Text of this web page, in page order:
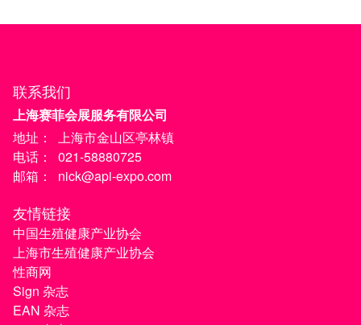
联系我们
上海赛菲会展服务有限公司
地址：
上海市金山区亭林镇
电话：
021-58880725
邮箱：
nick@api-expo.com
友情链接
中国生殖健康产业协会
上海市生殖健康产业协会
性商网
Sign 杂志
EAN 杂志